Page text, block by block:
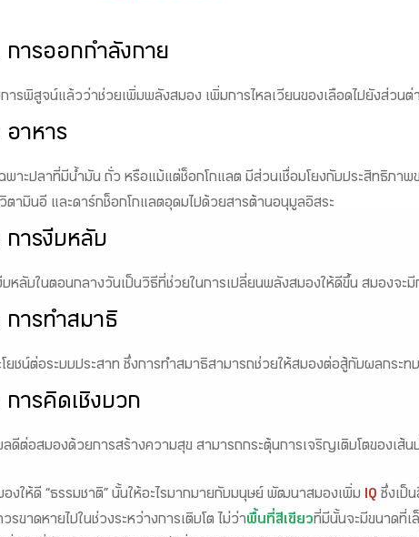
การออกกำลังกาย
การพิสูจน์แล้วว่าช่วยเพิ่มพลังสมอง เพิ่มการไหลเวียนของเลือดไปยังส่วนต่
อาหาร
ฉพาะปลาที่มีน้ำมัน ถั่ว หรือแม้แต่ช็อกโกแลต มีส่วนเชื่อมโยงกับประสิทธิภา
ตามินอี และดาร์กช็อกโกแลตอุดมไปด้วยสารต้านอนุมูลอิสระ
การงีบหลับ
บหลับในตอนกลางวันเป็นวิธีที่ช่วยในการเปลี่ยนพลังสมองให้ดีขึ้น สมองจ
การทำสมาธิ
โยชน์ต่อระบบประสาท ซึ่งการทำสมาธิสามารถช่วยให้สมองต่อสู้กับผลกระท
การคิดเชิงบวก
ลดีต่อสมองด้วยการสร้างความสุข สามารถกระตุ้นการเจริญเติบโตของเส้น
องให้ดี “ธรรมชาติ” นั้นให้อะไรมากมายกับมนุษย์ พัฒนาสมองเพิ่ม IQ ซึ่งเป็
วรขาดหายไปในช่วงระหว่างการเติบโต ไม่ว่าพื้นที่สีเขียวที่มีนั้นจะมีขนาดที่เ